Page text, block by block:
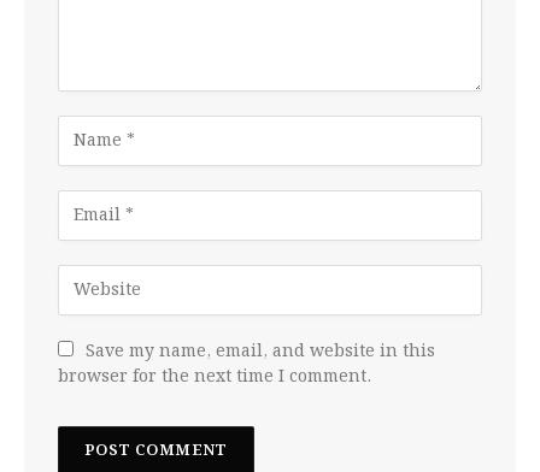
Save my name, email, and website in this
browser for the next time I comment.